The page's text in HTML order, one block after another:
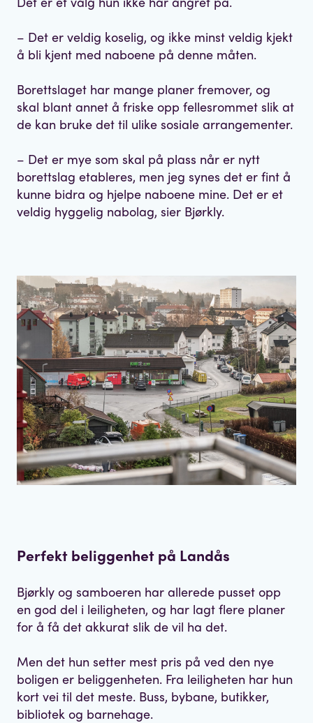
– Det er veldig koselig, og ikke minst veldig kjekt
å bli kjent med naboene på denne måten.
Borettslaget har mange planer fremover, og
skal blant annet å friske opp fellesrommet slik at
de kan bruke det til ulike sosiale arrangementer.
– Det er mye som skal på plass når er nytt
borettslag etableres, men jeg synes det er fint å
kunne bidra og hjelpe naboene mine. Det er et
veldig hyggelig nabolag, sier Bjørkly.
Perfekt beliggenhet på Landås
Bjørkly og samboeren har allerede pusset opp
en god del i leiligheten, og har lagt flere planer
for å få det akkurat slik de vil ha det.
Men det hun setter mest pris på ved den nye
boligen er beliggenheten. Fra leiligheten har hun
kort vei til det meste. Buss, bybane, butikker,
bibliotek og barnehage.